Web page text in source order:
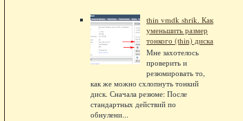
thin vmdk shrik. Как
уменьшить размер
тонкого (thin) диска
Мне захотелось
проверить и
резюмировать то,
как же можно схлопнуть тонкий
диск. Сначала резюме: После
стандартных действий по
обнулени...